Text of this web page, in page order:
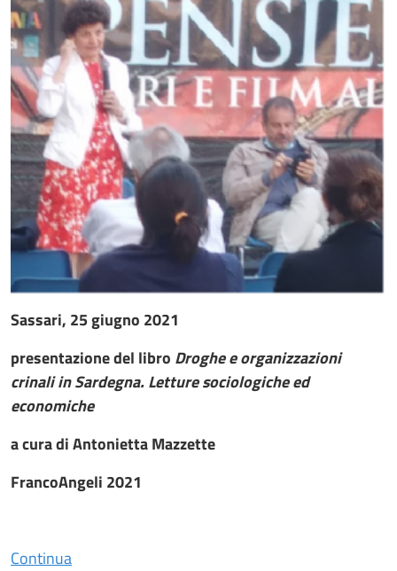
Sassari, 25 giugno 2021
presentazione del libro Droghe e organizzazioni
crinali in Sardegna. Letture sociologiche ed
economiche
a cura di Antonietta Mazzette
FrancoAngeli 2021
Continua